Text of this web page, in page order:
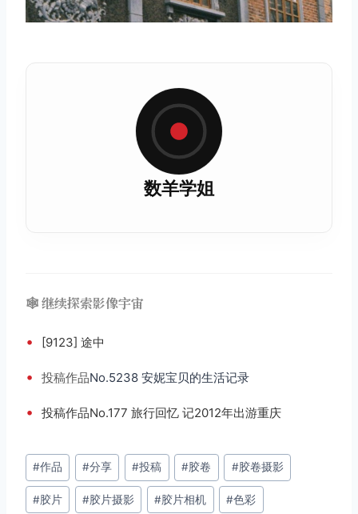
数羊学姐
🕸️ 继续探索影像宇宙
• [9123] 途中
• 投稿作品No.5238 安妮宝贝的生活记录
• 投稿作品No.177 旅行回忆 记2012年出游重庆
文
章
标
#作品 #分享 #投稿 #胶卷 #胶卷摄影
#胶片 #胶片摄影 #胶片相机 #色彩